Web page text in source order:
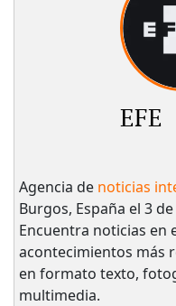
EFE
Agencia de noticias
Burgos, España el 3
Encuentra noticias en
acontecimientos más
en formato texto,
multimedia.